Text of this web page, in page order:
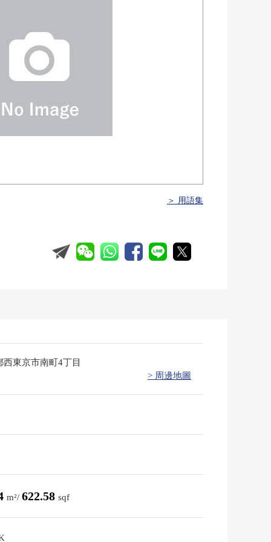
＞ 用語集
西東京市南町4丁目
> 周邊地圖
m²/ 622.58 sqf